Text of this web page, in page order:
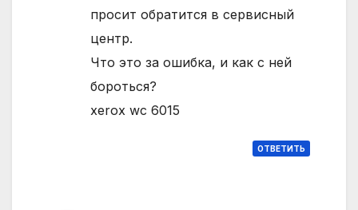
просит обратится в сервисный
центр.
Что это за ошибка, и как с ней
бороться?
xerox wc 6015
ОТВЕТИТЬ